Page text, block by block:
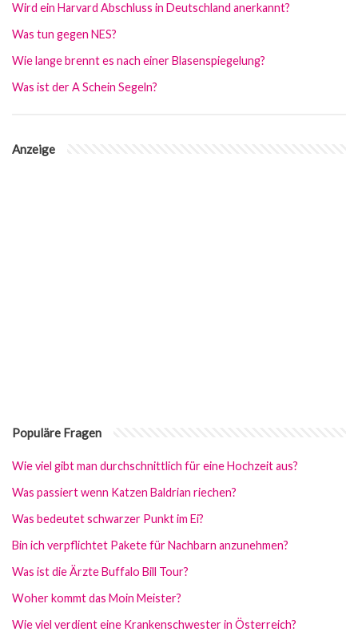
Wird ein Harvard Abschluss in Deutschland anerkannt?
Was tun gegen NES?
Wie lange brennt es nach einer Blasenspiegelung?
Was ist der A Schein Segeln?
Anzeige
Populäre Fragen
Wie viel gibt man durchschnittlich für eine Hochzeit aus?
Was passiert wenn Katzen Baldrian riechen?
Was bedeutet schwarzer Punkt im Ei?
Bin ich verpflichtet Pakete für Nachbarn anzunehmen?
Was ist die Ärzte Buffalo Bill Tour?
Woher kommt das Moin Meister?
Wie viel verdient eine Krankenschwester in Österreich?